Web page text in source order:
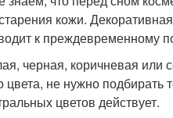
кожи.
к
черная, коричневая
цвета, не нужно подбирать
цветов действует.